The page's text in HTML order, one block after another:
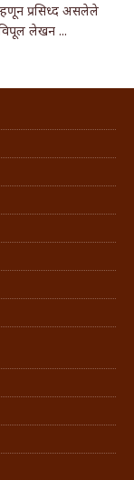
प्रसिध्द असलेले
विपूल लेखन ...